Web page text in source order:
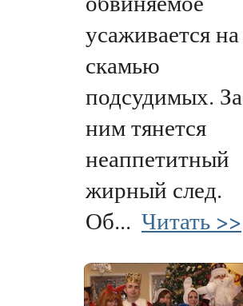
усаживается на
скамью
подсудимых. За
ним тянется
неаппетитный
жирный след.
Об... Читать >>